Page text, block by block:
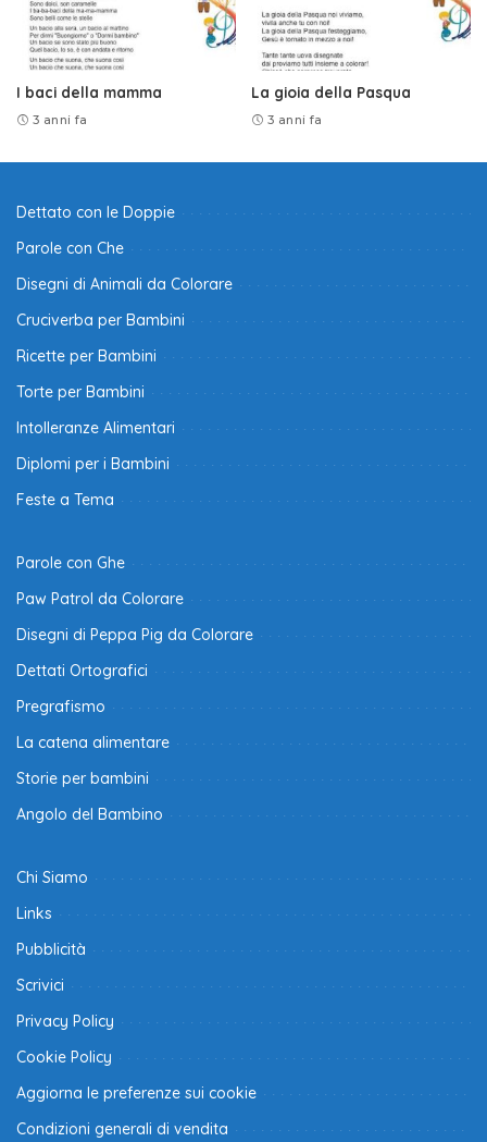
I baci della mamma
3 anni fa
La gioia della Pasqua
3 anni fa
Dettato con le Doppie
Parole con Che
Disegni di Animali da Colorare
Cruciverba per Bambini
Ricette per Bambini
Torte per Bambini
Intolleranze Alimentari
Diplomi per i Bambini
Feste a Tema
Parole con Ghe
Paw Patrol da Colorare
Disegni di Peppa Pig da Colorare
Dettati Ortografici
Pregrafismo
La catena alimentare
Storie per bambini
Angolo del Bambino
Chi Siamo
Links
Pubblicità
Scrivici
Privacy Policy
Cookie Policy
Aggiorna le preferenze sui cookie
Condizioni generali di vendita